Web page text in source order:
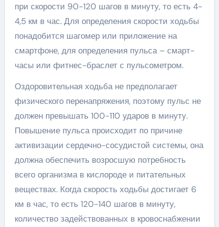
при скорости 90-120 шагов в минуту, то есть 4-
4,5 км в час. Для определения скорости ходьбы
понадобится шагомер или приложение на
смартфоне, для определения пульса – смарт-
часы или фитнес-браслет с пульсометром.
Оздоровительная ходьба не предполагает
физического перенапряжения, поэтому пульс не
должен превышать 100-110 ударов в минуту.
Повышение пульса происходит по причине
активизации сердечно-сосудистой системы, она
должна обеспечить возросшую потребность
всего организма в кислороде и питательных
веществах. Когда скорость ходьбы достигает 6
км в час, то есть 120-140 шагов в минуту,
количество задействованных в кровоснабжении